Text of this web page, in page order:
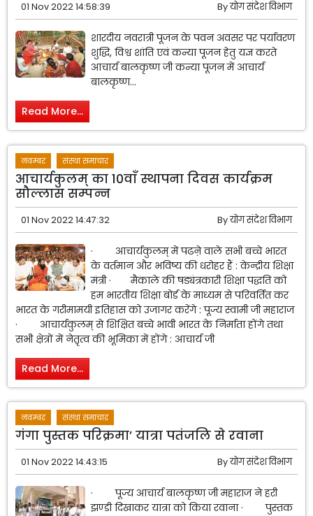
01 Nov 2022 14:58:39 Byयोग संदेश विभाग
शारदीय नवरात्री पूजन के पवन अवसर पर पर्यावरण
शुद्धि, विश्व शांति एवं कन्या पूजन हेतु यज्ञ करते
आचार्य बालकृष्ण जी कन्या पूजन में आचार्य
बालकृष्ण...
Read More...
नवम्बर संस्था समाचार
आचार्यकुलम् का 10वाँ स्थापना दिवस कार्यक्रम
सौल्लास सम्पन्न
01 Nov 2022 14:47:32 Byयोग संदेश विभाग
· आचार्यकुलम् में पढऩे वाले सभी बच्चे भारत
के वर्तमान और भविष्य की धरोहर हैं : केन्द्रीय शिक्षा
मंत्री · मैकाले की षड्यंत्रकारी शिक्षा पद्धति को
हम भारतीय शिक्षा बोर्ड के माध्यम से परिवर्तित कर
भारत के गरीमामयी इतिहास को उजागर करेंगे : पूज्य स्वामी जी महाराज
· आचार्यकुलम् से शिक्षित बच्चे भावी भारत के निर्माता होंगे तथा
सभी क्षेत्रों में नेत़ृत्व की भूमिका में होंगे : आचार्य जी
Read More...
नवम्बर संस्था समाचार
गंगा पुस्तक परिक्रमा’ यात्रा पतंजलि से रवाना
01 Nov 2022 14:43:15 Byयोग संदेश विभाग
· पूज्य आचार्य बालकृष्ण जी महाराज ने हरी
झण्डी दिखाकर यात्रा को किया रवाना · पुस्तक